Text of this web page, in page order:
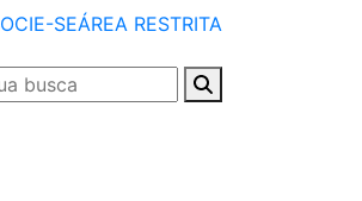
SEÁREA RESTRITA